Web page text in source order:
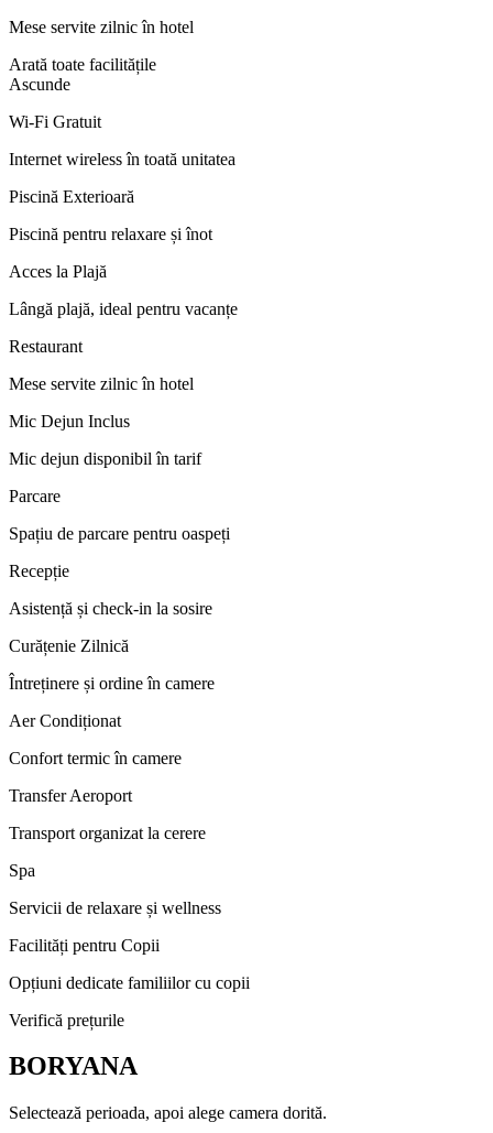
Mese servite zilnic în hotel
Arată toate facilitățile
Ascunde
Wi‑Fi Gratuit
Internet wireless în toată unitatea
Piscină Exterioară
Piscină pentru relaxare și înot
Acces la Plajă
Lângă plajă, ideal pentru vacanțe
Restaurant
Mese servite zilnic în hotel
Mic Dejun Inclus
Mic dejun disponibil în tarif
Parcare
Spațiu de parcare pentru oaspeți
Recepție
Asistență și check-in la sosire
Curățenie Zilnică
Întreținere și ordine în camere
Aer Condiționat
Confort termic în camere
Transfer Aeroport
Transport organizat la cerere
Spa
Servicii de relaxare și wellness
Facilități pentru Copii
Opțiuni dedicate familiilor cu copii
Verifică prețurile
BORYANA
Selectează perioada, apoi alege camera dorită.